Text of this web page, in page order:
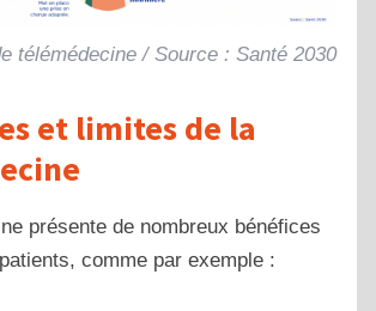
télémédecine / Source : Santé 2030
et limites de la
présente de nombreux bénéfices
comme par exemple :